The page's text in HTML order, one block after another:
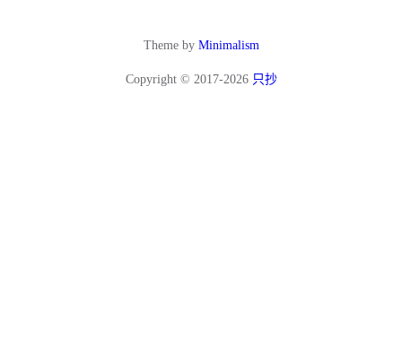
Theme by Minimalism
Copyright © 2017-2026 只抄